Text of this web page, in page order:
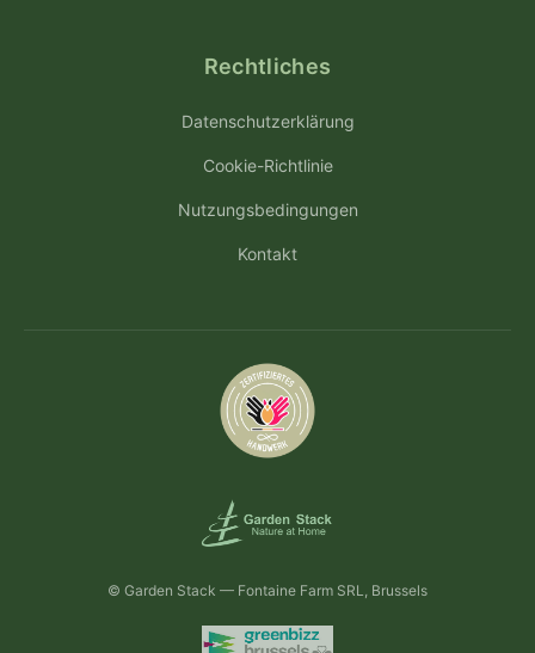
Rechtliches
Datenschutzerklärung
Cookie-Richtlinie
Nutzungsbedingungen
Kontakt
© Garden Stack — Fontaine Farm SRL, Brussels